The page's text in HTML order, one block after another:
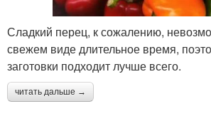
Сладкий перец, к сожалению,
свежем виде длительное время,
заготовки подходит лучше всего.
читать дальше →